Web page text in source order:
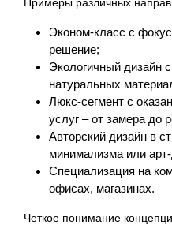
Эконом-класс с
решение;
Экологичный дизайн
натуральных
Люкс-сегмент с
услуг – от замера до
Авторский дизайн в
минимализма или
Специализация на
офисах, магазинах.
Четкое понимание